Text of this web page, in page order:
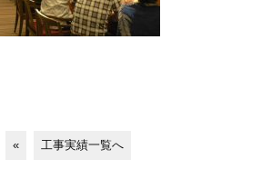
« 工事実績一覧へ